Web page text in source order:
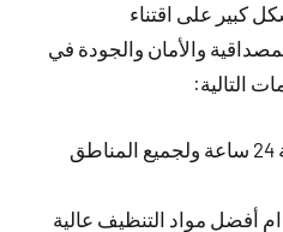
كبير على اقتناء
والأمان والجودة في
التالية:
خدمة تنظيف منازل خدمة 24 ساعة ولجميع المناطق
أفضل مواد التنظيف عالية